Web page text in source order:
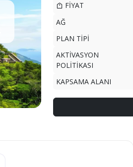
FİYAT
AĞ
PLAN TİPİ
AKTİVASYON
POLİTİKASI
KAPSAMA ALANI